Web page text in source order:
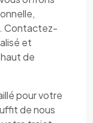
Contactez-
et
de
pour votre
de nous